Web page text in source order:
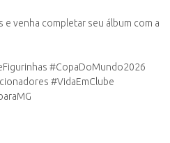
venha completar seu álbum com a
#CopaDoMundo2026
#VidaEmClube